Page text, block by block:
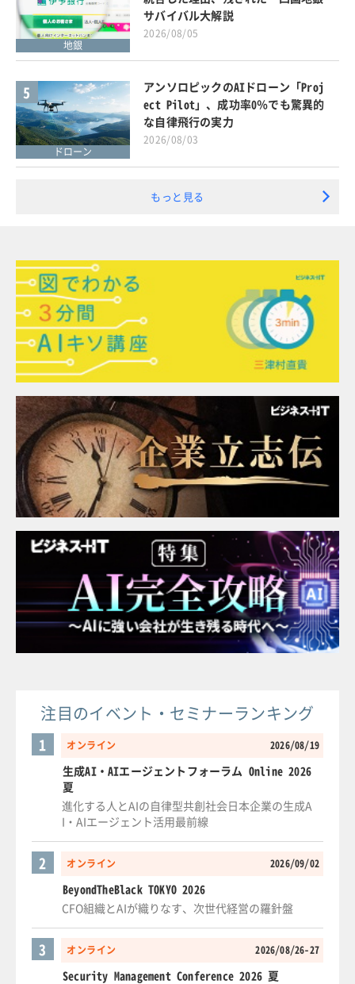
地銀
サバイバル大解説
2026/08/05
5
ドローン
アンソロピックのAIドローン「Proj
ect Pilot」、成功率0％でも驚異的
な自律飛行の実力
2026/08/03
もっと見る
注目のイベント・セミナーランキング
オンライン 2026/08/19
1
生成AI・AIエージェントフォーラム Online 2026
夏
進化する人とAIの自律型共創社会日本企業の生成A
I・AIエージェント活用最前線
オンライン 2026/09/02
2
BeyondTheBlack TOKYO 2026
CFO組織とAIが織りなす、次世代経営の羅針盤
オンライン 2026/08/26-27
3
Security Management Conference 2026 夏